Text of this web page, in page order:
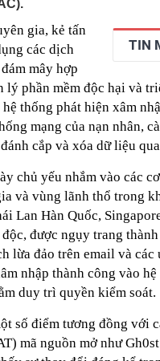
03:35
02:19
Chi tiêu tối giản không
sống ít càng dễ tốn tiền
01:07
Vì sao thẻ tín dụng chỉ có
00:52
HOSE cập nhật danh
DGC, DMX...
00:12
Tiền lớn bất ngờ trở lại,
phiếu Việt Nam chỉ trong
tỷ USD
00:04
Một yếu tố quan trọng
23:40
Người đàn ông 50 tuổi
sau bác sĩ hỏi: "Ông ăn
TIN
gia, kẻ tấn
các dịch
mây hợp
lý phần mềm độc hại và
thống phát hiện xâm
mạng của nạn nhân,
cắp và xóa dữ liệu
chủ yếu nhắm vào các
và vùng lãnh thổ trong
Lan Hàn Quốc,
độc, được ngụy trang
lừa đảo trên email và các
nhập thành công vào
duy trì quyền kiểm soát.
số điểm tương đồng với
mã nguồn mở như